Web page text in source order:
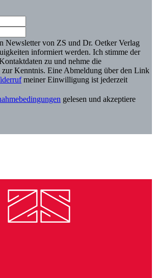
Newsletter von ZS und Dr. Oetker Verlag
informiert werden. Ich stimme der
zu und nehme die
zur Kenntnis. Eine Abmeldung über den Link
meiner Einwilligung ist jederzeit
gelesen und akzeptiere